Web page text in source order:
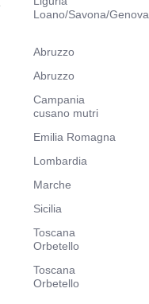
Loano/Savona/Genova
Abruzzo
Abruzzo
Campania
cusano mutri
Emilia Romagna
Lombardia
Marche
Sicilia
Toscana
Orbetello
Toscana
Orbetello